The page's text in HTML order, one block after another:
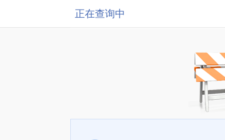
正在查询中